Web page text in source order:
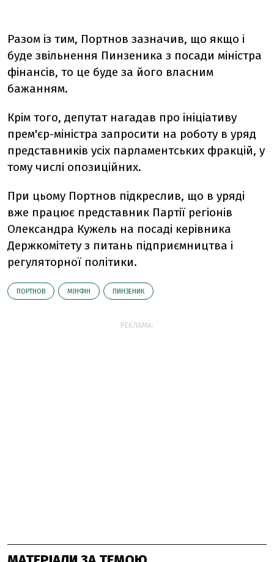
Разом із тим, Портнов зазначив, що якщо і
буде звільнення Пинзеника з посади міністра
фінансів, то це буде за його власним
бажанням.
Крім того, депутат нагадав про ініціативу
прем'єр-міністра запросити на роботу в уряд
представників усіх парламентських фракцій, у
тому числі опозиційних.
При цьому Портнов підкреслив, що в уряді
вже працює представник Партії регіонів
Олександра Кужель на посаді керівника
Держкомітету з питань підприємництва і
регуляторної політики.
ПОРТНОВ МІНФІН ПИНЗЕНИК
РЕКЛАМА: